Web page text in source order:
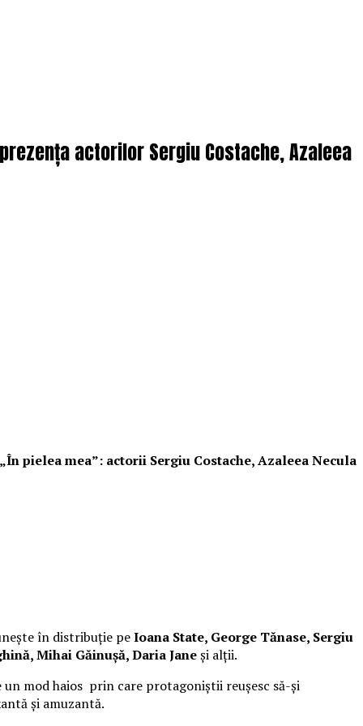
actorilor Sergiu Costache, Azaleea
pielea mea”: actorii Sergiu Costache, Azaleea Necula
în distribuție peIoana State, George Tănase, Sergiu
Mihai Găinușă, Daria Janeși alții.
un mod haios prin care protagoniștii reușesc să-și
și amuzantă.